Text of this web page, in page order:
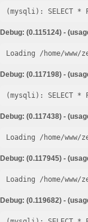
Debug: (0.115124) -
Loading /home/
Debug: (0.117198) -
Debug: (0.117438) -
Loading /home/
Debug: (0.117945) -
Loading /home/
Debug: (0.119682) -